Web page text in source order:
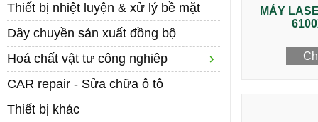
Thiết bị nhiệt luyện & xử lý bề mặt
Dây chuyền sản xuất đồng bộ
Hoá chất vật tư công nghiêp
CAR repair - Sửa chữa ô tô
Thiết bị khác
MÁY